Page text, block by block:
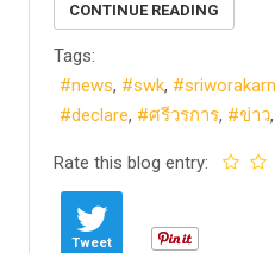
CONTINUE READING
Tags:
news
swk sriworakarn
declare
ศรีวรการ ข่าว
Rate this blog entry:
Tweet